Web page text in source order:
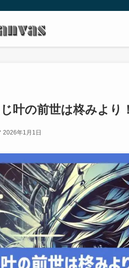
叶の前世は柊みより
2026年1月1日